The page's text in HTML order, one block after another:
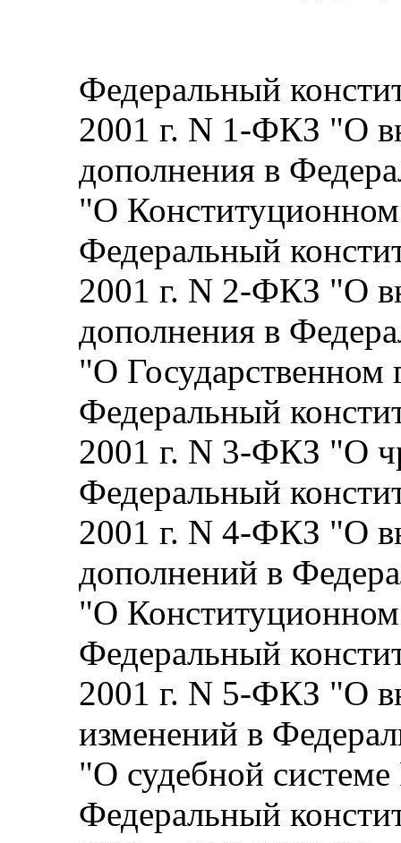
Федеральный
2001 г. N 1-ФКЗ "О
дополнения в
"О
Федеральный
2001 г. N 2-ФКЗ "О
дополнения в
"О Государственном
Федеральный
2001 г. N 3-ФКЗ "О
Федеральный
2001 г. N 4-ФКЗ "О
дополнений в
"О
Федеральный
2001 г. N 5-ФКЗ "О
изменений в
"О судебной
Федеральный